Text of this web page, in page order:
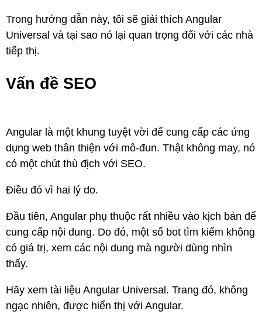
Trong hướng dẫn này, tôi sẽ giải thích Angular
Universal và tại sao nó lại quan trọng đối với các nhà
tiếp thị.
Vấn đề SEO
Angular là một khung tuyệt vời để cung cấp các ứng
dụng web thân thiện với mô-đun. Thật không may, nó
có một chút thù địch với SEO.
Điều đó vì hai lý do.
Đầu tiên, Angular phụ thuộc rất nhiều vào kịch bản để
cung cấp nội dung. Do đó, một số bot tìm kiếm không
có giá trị, xem các nội dung mà người dùng nhìn
thấy.
Hãy xem tài liệu Angular Universal. Trang đó, không
ngạc nhiên, được hiển thị với Angular.